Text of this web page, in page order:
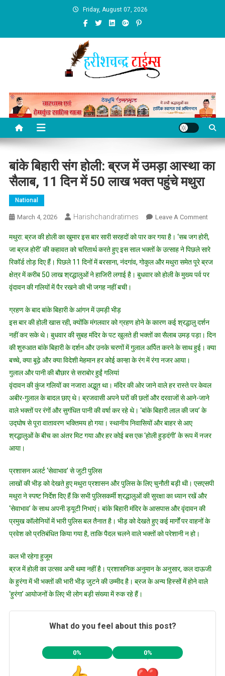
Friday, August 07, 2026
बांके बिहारी संग होली: ब्रज में उमड़ा आस्था का
सैलाब, 11 दिन में 50 लाख भक्त पहुंचे मथुरा
National
March 4, 2026 Harishchandratimes Leave A CommentOn
बिहारी
संग
होली:
ब्रज
का
सैलाब,
11
लाख
भक्त
मथुरा: ब्रज की होली का खुमार इस बार सारी सरहदों को पार कर गया है। ‘सब जग होरी,
जा ब्रज होरी’ की कहावत को चरितार्थ करते हुए इस साल भक्तों के उत्साह ने पिछले सारे
रिकॉर्ड तोड़ दिए हैं। पिछले 11 दिनों में बरसाना, नंदगांव, गोकुल और मथुरा समेत पूरे ब्रज
क्षेत्र में करीब 50 लाख श्रद्धालुओं ने हाजिरी लगाई है। बुधवार को होली के मुख्य पर्व पर
वृंदावन की गलियों में पैर रखने की भी जगह नहीं बची।
ग्रहण के बाद बांके बिहारी के आंगन में उमड़ी भीड़
इस बार की होली खास रही, क्योंकि मंगलवार को ग्रहण होने के कारण कई श्रद्धालु दर्शन
नहीं कर सके थे। बुधवार की सुबह मंदिर के पट खुलते ही भक्तों का सैलाब उमड़ पड़ा। दिन
की शुरुआत बांके बिहारी के दर्शन और उनके चरणों में गुलाल अर्पित करने के साथ हुई। क्या
बच्चे, क्या बूढ़े और क्या विदेशी मेहमान हर कोई कान्हा के रंग में रंगा नजर आया।
गुलाल और पानी की बौछार से सराबोर हुईं गलियां
वृंदावन की कुंज गलियों का नजारा अद्भुत था। मंदिर की ओर जाने वाले हर रास्ते पर केवल
अबीर-गुलाल के बादल छाए थे। ब्रजवासी अपने घरों की छतों और दरवाजों से आने-जाने
वाले भक्तों पर रंगों और सुगंधित पानी की वर्षा कर रहे थे। ‘बांके बिहारी लाल की जय’ के
उद्घोष से पूरा वातावरण भक्तिमय हो गया। स्थानीय निवासियों और बाहर से आए
श्रद्धालुओं के बीच का अंतर मिट गया और हर कोई बस एक ‘होली हुड़दंगी’ के रूप में नजर
आया।
प्रशासन अलर्ट ‘सेवाभाव’ से जुटी पुलिस
लाखों की भीड़ को देखते हुए मथुरा प्रशासन और पुलिस के लिए चुनौती बड़ी थी। एसएसपी
मथुरा ने स्पष्ट निर्देश दिए हैं कि सभी पुलिसकर्मी श्रद्धालुओं की सुरक्षा का ध्यान रखें और
‘सेवाभाव’ के साथ अपनी ड्यूटी निभाएं। बांके बिहारी मंदिर के आसपास और वृंदावन की
प्रमुख कॉलोनियों में भारी पुलिस बल तैनात है। भीड़ को देखते हुए कई मार्गों पर वाहनों के
प्रवेश को प्रतिबंधित किया गया है, ताकि पैदल चलने वाले भक्तों को परेशानी न हो।
कल भी रहेगा हुजूम
ब्रज में होली का उत्सव अभी थमा नहीं है। प्रशासनिक अनुमान के अनुसार, कल दाऊजी
के हुरंगा में भी भक्तों की भारी भीड़ जुटने की उम्मीद है। ब्रज के अन्य हिस्सों में होने वाले
‘हुरंगा’ आयोजनों के लिए भी लोग बड़ी संख्या में रुक रहे हैं।
What do you feel about this post?
0% 0%